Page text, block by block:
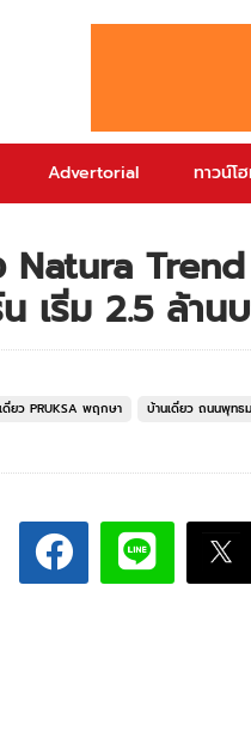
Advertorial ทาวน์โ
Natura
เริ่ม 2.5 ล้าน
ดี่ยว PRUKSA พฤกษา บ้านเดี่ยว ถนนพุท